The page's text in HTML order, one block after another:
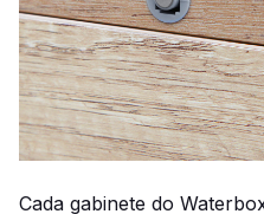
Cada gabinete do